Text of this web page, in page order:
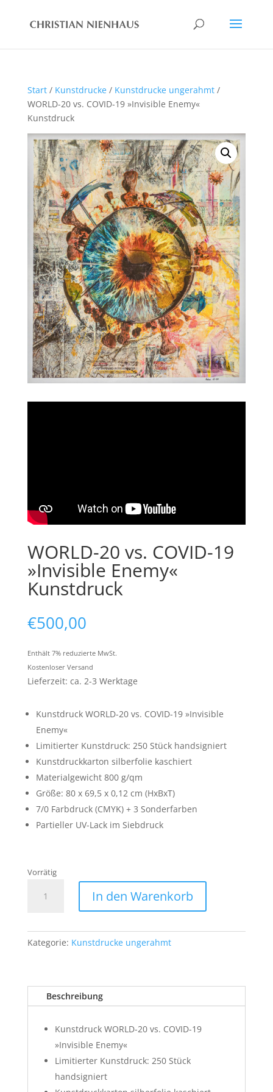
Start/ Kunstdrucke/ Kunstdrucke ungerahmt/
WORLD-20 vs. COVID-19 »Invisible Enemy«
Kunstdruck
WORLD-20 vs. COVID-19
»Invisible Enemy«
Kunstdruck
€500,00
Enthält 7% reduzierte MwSt.
Kostenloser Versand
Lieferzeit: ca. 2-3 Werktage
Kunstdruck WORLD-20 vs. COVID-19 »Invisible
Enemy«
Limitierter Kunstdruck: 250 Stück handsigniert
Kunstdruckkarton silberfolie kaschiert
Materialgewicht 800 g/qm
Größe: 80 x 69,5 x 0,12 cm (HxBxT)
7/0 Farbdruck (CMYK) + 3 Sonderfarben
Partieller UV-Lack im Siebdruck
Vorrätig
19
Kunstdruck
Menge
In den Warenkorb
A
t
e
t
Kategorie: Kunstdrucke ungerahmt
Beschreibung
Kunstdruck WORLD-20 vs. COVID-19
»Invisible Enemy«
Limitierter Kunstdruck: 250 Stück
handsigniert